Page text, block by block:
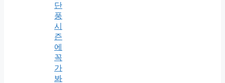
단
풍
시
즌
에
꼭
가
봐